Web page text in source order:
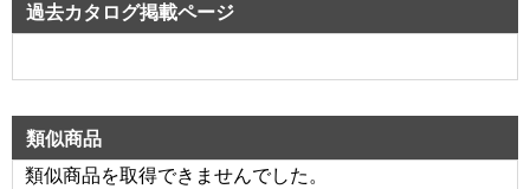
過去カタログ掲載ページ
類似商品
類似商品を取得できませんでした。